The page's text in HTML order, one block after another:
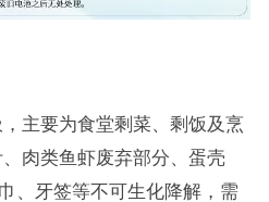
主要为食堂剩菜、剩饭及烹
肉类鱼虾废弃部分、蛋壳
、牙签等不可生化降解，需